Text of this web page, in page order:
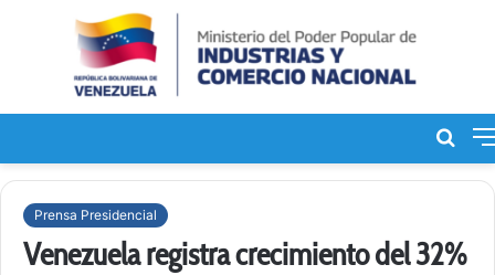
de
Prensa Presidencial
Venezuela registra crecimiento del 32%